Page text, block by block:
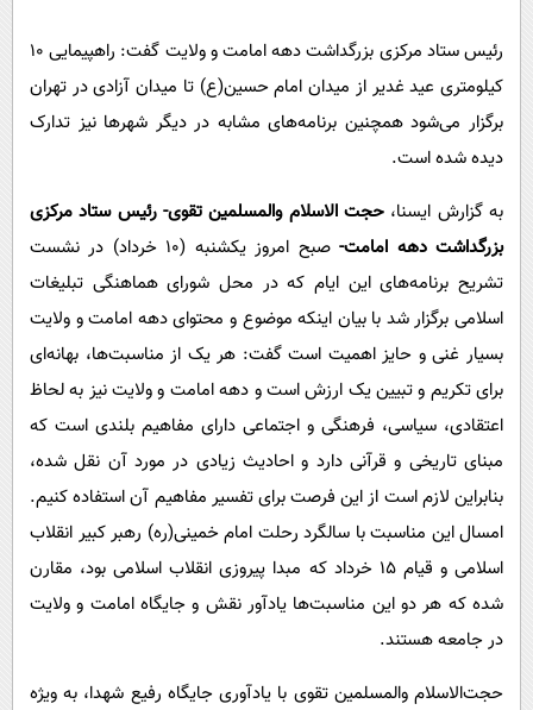
فناوری
گوناگون
بین الملل
اجتماعی
سیاست خارجی
روانشناسی
آشپزی
رئیس ستاد مرکزی بزرگداشت دهه امامت و ولایت گفت: راهپیمایی ۱۰
کیلومتری عید غدیر از میدان امام حسین(ع) تا میدان آزادی در تهران
برگزار می‌شود همچنین برنامه‌های مشابه در دیگر شهرها نیز تدارک
دیده شده است.
به گزارش ایسنا، حجت الاسلام والمسلمین تقوی- رئیس ستاد مرکزی
بزرگداشت دهه امامت-
صبح امروز یکشنبه (۱۰ خرداد) در نشست
تشریح‌ برنامه‌های این ایام که در محل شورای هماهنگی تبلیغات
اسلامی برگزار شد با بیان اینکه موضوع و محتوای دهه امامت و ولایت
بسیار غنی و حایز اهمیت است گفت: هر یک از مناسبت‌ها، بهانه‌ای
برای تکریم و تبیین یک ارزش است و دهه امامت و ولایت نیز به لحاظ
اعتقادی، سیاسی، فرهنگی و اجتماعی دارای مفاهیم بلندی است که
مبنای تاریخی و قرآنی دارد و احادیث زیادی در مورد آن نقل شده،
بنابراین لازم است از این فرصت برای تفسیر مفاهیم آن استفاده کنیم.
امسال این مناسبت با سالگرد رحلت امام خمینی(ره) رهبر کبیر انقلاب
اسلامی و قیام ۱۵ خرداد که مبدا پیروزی انقلاب اسلامی بود، مقارن
شده که هر دو این مناسبت‌ها یادآور نقش و جایگاه امامت و ولایت
در جامعه هستند.
حجت‌الاسلام والمسلمین تقوی با یادآوری جایگاه رفیع شهدا، به ویژه